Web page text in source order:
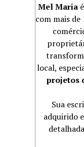
Mel Maria
com mais de
local,
projetos
Sua
adquirido